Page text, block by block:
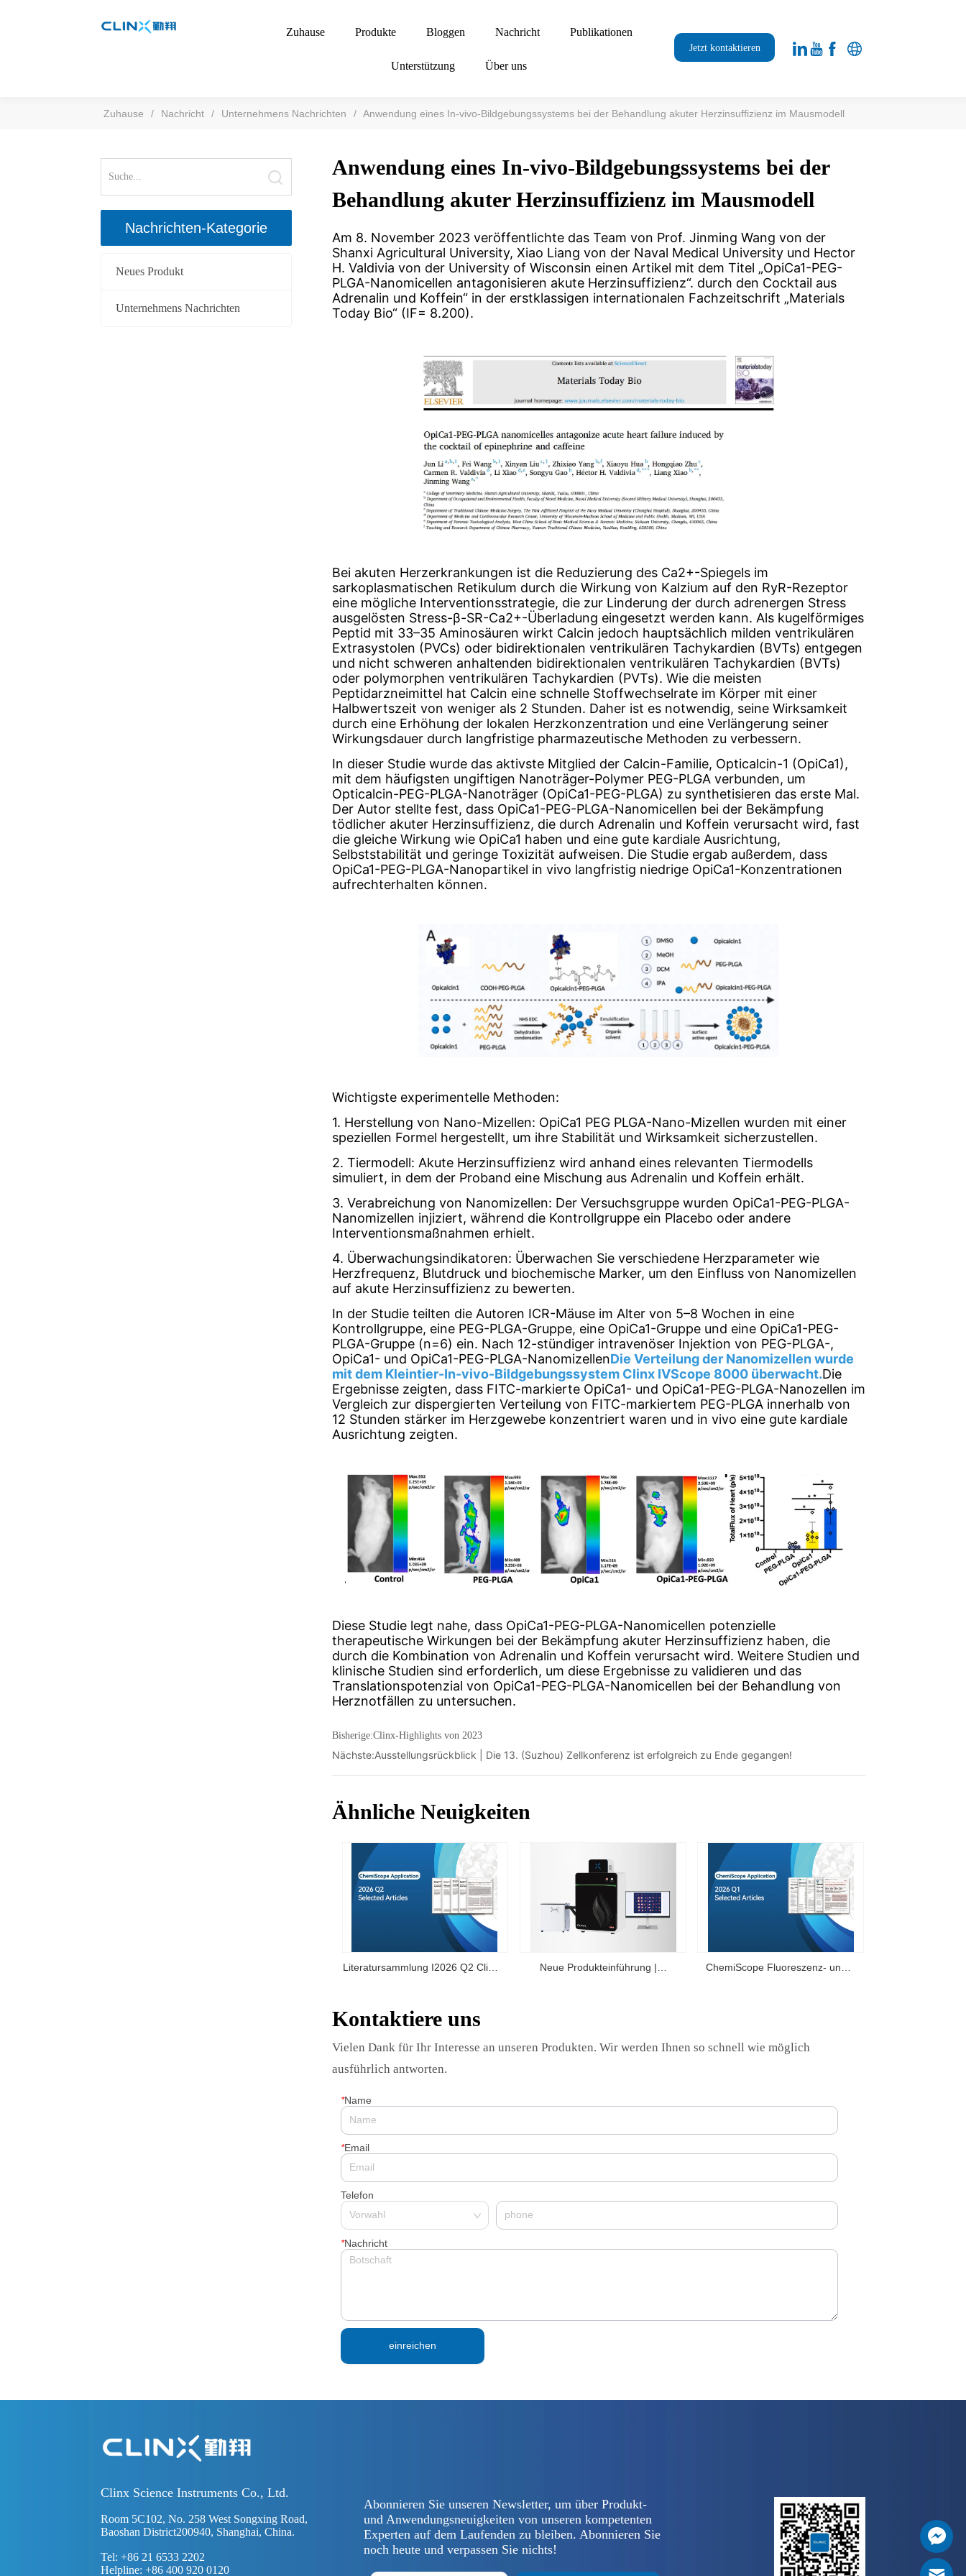
Zuhause Produkte Bloggen Nachricht Publikationen
Unterstützung Über uns
Jetzt kontaktieren
Zuhause / Nachricht / Unternehmens Nachrichten / Anwendung eines In-vivo-Bildgebungssystems bei der Behandlung akuter Herzinsuffizienz im Mausmodell
Nachrichten-Kategorie
Neues Produkt
Unternehmens Nachrichten
Anwendung eines In-vivo-Bildgebungssystems bei der
Behandlung akuter Herzinsuffizienz im Mausmodell
Bisherige:Clinx-Highlights von 2023
Nächste:Ausstellungsrückblick | Die 13. (Suzhou) Zellkonferenz ist erfolgreich zu Ende gegangen!
Ähnliche Neuigkeiten
Literatursammlung I2026 Q2 Clinx Neue Produkteinführung | ChemiScope Fluoreszenz- und
Literaturzusammenfassung
Kontaktiere uns
Vielen Dank für Ihr Interesse an unseren Produkten. Wir werden Ihnen so schnell wie möglich
ausführlich antworten.
*Name
*Email
Telefon
*Nachricht
einreichen
Clinx Science Instruments Co., Ltd.
Room 5C102, No. 258 West Songxing Road,
Baoshan District200940, Shanghai, China.
Tel: +86 21 6533 2202
Helpline: +86 400 920 0120
Abonnieren Sie unseren Newsletter, um über Produkt-
und Anwendungsneuigkeiten von unseren kompetenten
Experten auf dem Laufenden zu bleiben. Abonnieren Sie
noch heute und verpassen Sie nichts!